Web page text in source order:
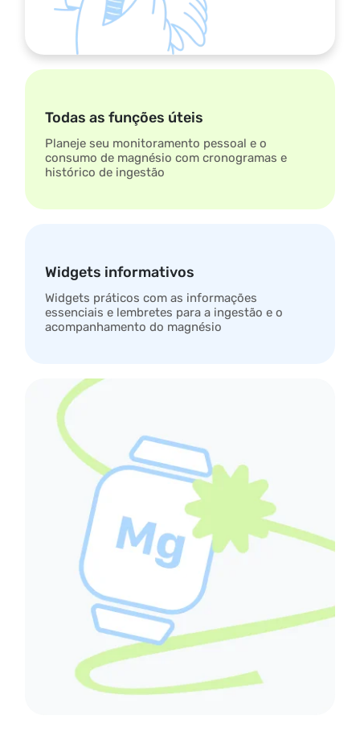
Todas as funções úteis
Planeje seu monitoramento pessoal e o
consumo de magnésio com cronogramas e
histórico de ingestão
Widgets informativos
Widgets práticos com as informações
essenciais e lembretes para a ingestão e o
acompanhamento do magnésio